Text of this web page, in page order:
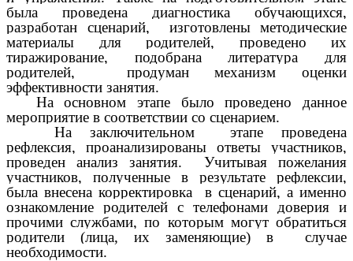
была проведена диагностика обучающихся,
разработан сценарий, изготовлены методические
материалы для родителей, проведено их
тиражирование, подобрана литература для
родителей, продуман механизм оценки
эффективности занятия.
На основном этапе было проведено данное
мероприятие в соответствии со сценарием.
На заключительном этапе проведена
рефлексия, проанализированы ответы участников,
проведен анализ занятия. Учитывая пожелания
участников, полученные в результате рефлексии,
была внесена корректировка в сценарий, а именно
ознакомление родителей с телефонами доверия и
прочими службами, по которым могут обратиться
родители (лица, их заменяющие) в случае
необходимости.